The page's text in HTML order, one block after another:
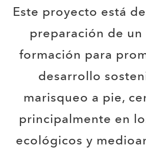
​Este proyecto está
preparación de un
formación para
desarrollo
marisqueo a pie,
principalmente en
ecológicos y